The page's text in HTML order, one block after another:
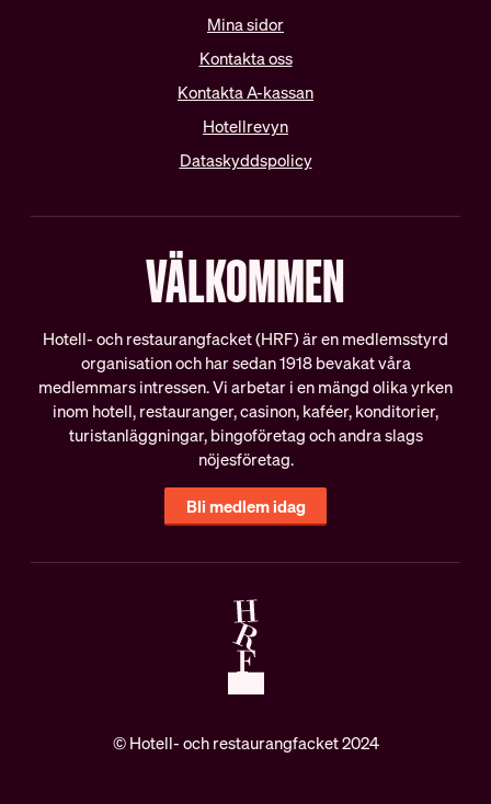
Mina sidor
Kontakta oss
Kontakta A-kassan
Hotellrevyn
Dataskyddspolicy
VÄLKOMMEN
Hotell- och restaurangfacket (HRF) är en medlemsstyrd
organisation och har sedan 1918 bevakat våra
medlemmars intressen. Vi arbetar i en mängd olika yrken
inom hotell, restauranger, casinon, kaféer, konditorier,
turistanläggningar, bingoföretag och andra slags
nöjesföretag.
Bli medlem idag
© Hotell- och restaurangfacket 2024